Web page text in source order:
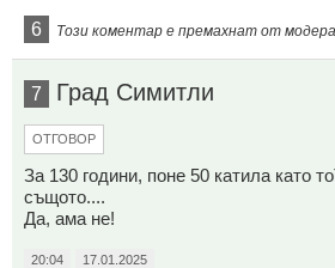
6 Този коментар е премахнат от
7 Град Симитли
ОТГОВОР
За 130 години, поне 50 катила като
същото....
Да, ама не!
20:04 17.01.2025